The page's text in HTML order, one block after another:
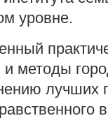
уровне.
методы
лучших